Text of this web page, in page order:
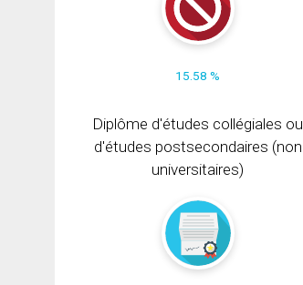
15.58 %
Diplôme d'études collégiales ou
d'études postsecondaires (non
universitaires)